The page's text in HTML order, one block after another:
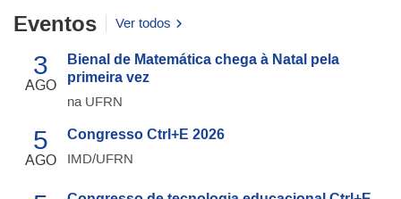
Eventos Ver todos
3
AGO
Bienal de Matemática chega à Natal pela
primeira vez
na UFRN
5
AGO
Congresso Ctrl+E 2026
IMD/UFRN